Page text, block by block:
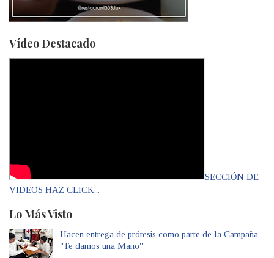
Vídeo Destacado
SECCIÓN DE
VIDEOS HAZ CLICK...
Lo Más Visto
Hacen entrega de prótesis como parte de la Campaña
"Te damos una Mano"